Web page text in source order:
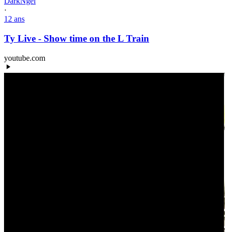
·
12 ans
Ty Live - Show time on the L Train
youtube.com